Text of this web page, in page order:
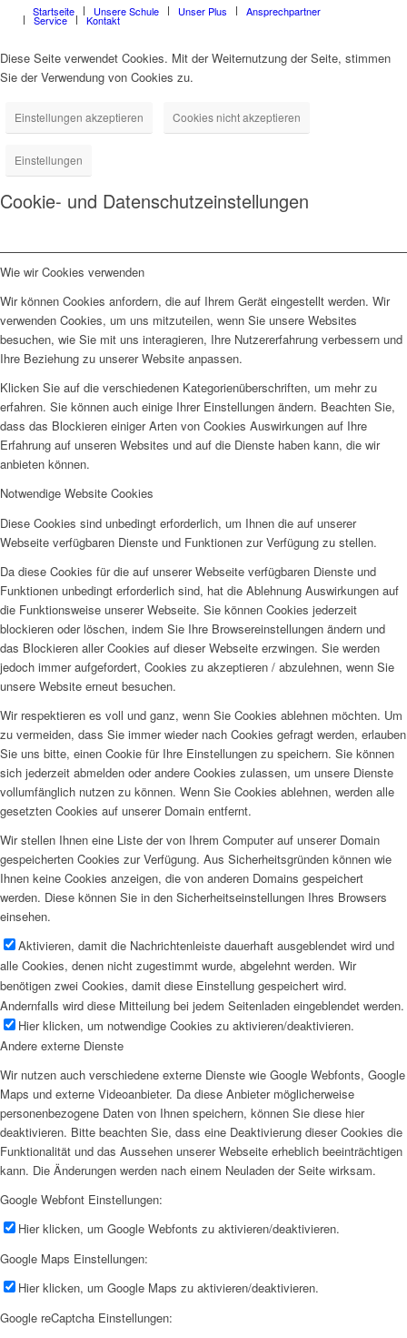
Startseite
Unsere Schule Unser Plus Ansprechpartner
Service Kontakt
Diese Seite verwendet Cookies. Mit der Weiternutzung der Seite, stimmen
Sie der Verwendung von Cookies zu.
Einstellungen akzeptieren Cookies nicht akzeptieren
Einstellungen
Cookie- und Datenschutzeinstellungen
Wie wir Cookies verwenden
Wir können Cookies anfordern, die auf Ihrem Gerät eingestellt werden. Wir
verwenden Cookies, um uns mitzuteilen, wenn Sie unsere Websites
besuchen, wie Sie mit uns interagieren, Ihre Nutzererfahrung verbessern und
Ihre Beziehung zu unserer Website anpassen.
Klicken Sie auf die verschiedenen Kategorienüberschriften, um mehr zu
erfahren. Sie können auch einige Ihrer Einstellungen ändern. Beachten Sie,
dass das Blockieren einiger Arten von Cookies Auswirkungen auf Ihre
Erfahrung auf unseren Websites und auf die Dienste haben kann, die wir
anbieten können.
Notwendige Website Cookies
Diese Cookies sind unbedingt erforderlich, um Ihnen die auf unserer
Webseite verfügbaren Dienste und Funktionen zur Verfügung zu stellen.
Da diese Cookies für die auf unserer Webseite verfügbaren Dienste und
Funktionen unbedingt erforderlich sind, hat die Ablehnung Auswirkungen auf
die Funktionsweise unserer Webseite. Sie können Cookies jederzeit
blockieren oder löschen, indem Sie Ihre Browsereinstellungen ändern und
das Blockieren aller Cookies auf dieser Webseite erzwingen. Sie werden
jedoch immer aufgefordert, Cookies zu akzeptieren / abzulehnen, wenn Sie
unsere Website erneut besuchen.
Wir respektieren es voll und ganz, wenn Sie Cookies ablehnen möchten. Um
zu vermeiden, dass Sie immer wieder nach Cookies gefragt werden, erlauben
Sie uns bitte, einen Cookie für Ihre Einstellungen zu speichern. Sie können
sich jederzeit abmelden oder andere Cookies zulassen, um unsere Dienste
vollumfänglich nutzen zu können. Wenn Sie Cookies ablehnen, werden alle
gesetzten Cookies auf unserer Domain entfernt.
Wir stellen Ihnen eine Liste der von Ihrem Computer auf unserer Domain
gespeicherten Cookies zur Verfügung. Aus Sicherheitsgründen können wie
Ihnen keine Cookies anzeigen, die von anderen Domains gespeichert
werden. Diese können Sie in den Sicherheitseinstellungen Ihres Browsers
einsehen.
Aktivieren, damit die Nachrichtenleiste dauerhaft ausgeblendet wird und
alle Cookies, denen nicht zugestimmt wurde, abgelehnt werden. Wir
benötigen zwei Cookies, damit diese Einstellung gespeichert wird.
Andernfalls wird diese Mitteilung bei jedem Seitenladen eingeblendet werden.
Hier klicken, um notwendige Cookies zu aktivieren/deaktivieren.
Andere externe Dienste
Wir nutzen auch verschiedene externe Dienste wie Google Webfonts, Google
Maps und externe Videoanbieter. Da diese Anbieter möglicherweise
personenbezogene Daten von Ihnen speichern, können Sie diese hier
deaktivieren. Bitte beachten Sie, dass eine Deaktivierung dieser Cookies die
Funktionalität und das Aussehen unserer Webseite erheblich beeinträchtigen
kann. Die Änderungen werden nach einem Neuladen der Seite wirksam.
Google Webfont Einstellungen:
Hier klicken, um Google Webfonts zu aktivieren/deaktivieren.
Google Maps Einstellungen:
Hier klicken, um Google Maps zu aktivieren/deaktivieren.
Google reCaptcha Einstellungen: